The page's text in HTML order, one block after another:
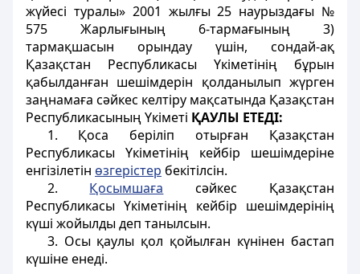
жүйесi туралы» 2001 жылғы 25 наурыздағы №
575 Жарлығының 6-тармағының 3)
тармақшасын орындау үшiн, сондай-ақ
Қазақстан Республикасы Үкіметінiң бұрын
қабылданған шешiмдерiн қолданылып жүрген
заңнамаға сәйкес келтiру мақсатында Қазақстан
Республикасының Үкіметі ҚАУЛЫ ЕТЕДІ:
1. Қоса беріліп отырған Қазақстан
Республикасы Үкіметінiң кейбір шешiмдерiне
енгiзiлетiн өзгерістер бекітілсiн.
2. Қосымшаға сәйкес Қазақстан
Республикасы Үкіметінiң кейбір шешiмдерiнiң
күшi жойылды деп танылсын.
3. Осы қаулы қол қойылған күнiнен бастап
күшiне енедi.